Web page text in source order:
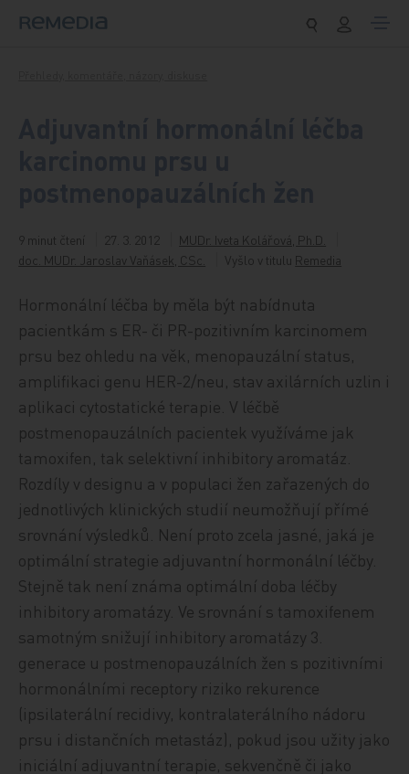
9 minut čtení 27. 3. 2012
MUDr. Iveta Kolářová, Ph.D.
doc. MUDr. Jaroslav Vaňásek, CSc.
Vyšlo v titulu Remedia
Hormonální léčba by měla být nabídnuta
pacientkám s ER- či PR-pozitivním karcinomem
prsu bez ohledu na věk, menopauzální status,
amplifikaci genu HER-2/neu, stav axilárních uzlin i
aplikaci cytostatické terapie. V léčbě
postmenopauzálních pacientek využíváme jak
tamoxifen, tak selektivní inhibitory aromatáz.
Rozdíly v designu a v populaci žen zařazených do
jednotlivých klinických studií neumožňují přímé
srovnání výsledků. Není proto zcela jasné, jaká je
optimální strategie adjuvantní hormonální léčby.
Stejně tak není známa optimální doba léčby
inhibitory aromatázy. Ve srovnání s tamoxifenem
samotným snižují inhibitory aromatázy 3.
generace u postmenopauzálních žen s pozitivními
hormonálními receptory riziko rekurence
(ipsilaterální recidivy, kontralaterálního nádoru
prsu i distančních metastáz), pokud jsou užity jako
iniciální adjuvantní terapie, sekvenčně či jako